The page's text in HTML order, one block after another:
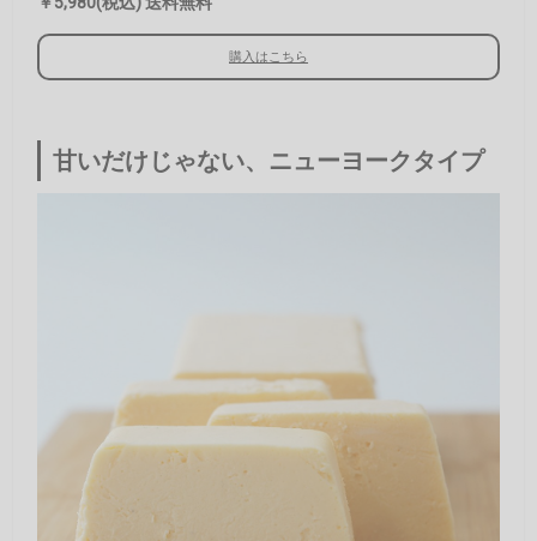
購入はこちら
甘いだけじゃない、ニューヨークタイプ